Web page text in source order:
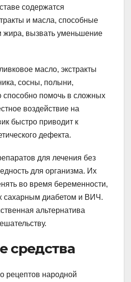
содержатся
и масла, способные
жира, вызвать уменьшение
масло, экстракты
сосны, полыни,
помочь в сложных
воздействие на
быстро приводит к
дефекта.
для лечения без
для организма. Их
во время беременности,
сахарным диабетом и ВИЧ.
альтернатива
средства
рецептов народной